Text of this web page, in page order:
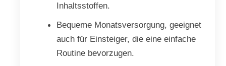
Inhaltsstoffen.
Bequeme Monatsversorgung, geeignet
auch für Einsteiger, die eine einfache
Routine bevorzugen.